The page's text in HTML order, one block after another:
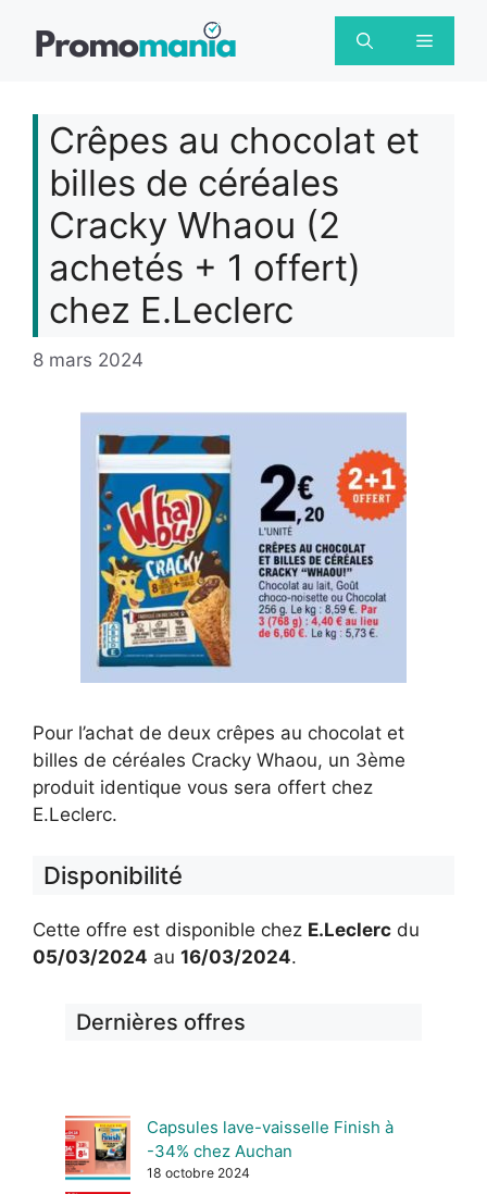
Menu
Crêpes au chocolat et
billes de céréales
Cracky Whaou (2
achetés + 1 offert)
chez E.Leclerc
8 mars 2024
Pour l’achat de deux crêpes au chocolat et
billes de céréales Cracky Whaou, un 3ème
produit identique vous sera offert chez
E.Leclerc.
Disponibilité
Cette offre est disponible chez E.Leclerc du
05/03/2024 au 16/03/2024.
Dernières offres
Capsules lave-vaisselle Finish à
-34% chez Auchan
18 octobre 2024